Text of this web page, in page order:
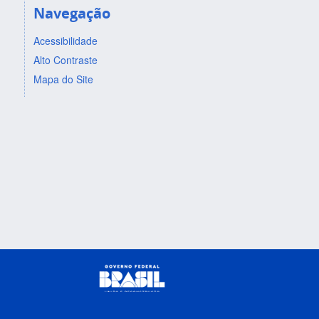
Navegação
Acessibilidade
Alto Contraste
Mapa do Site